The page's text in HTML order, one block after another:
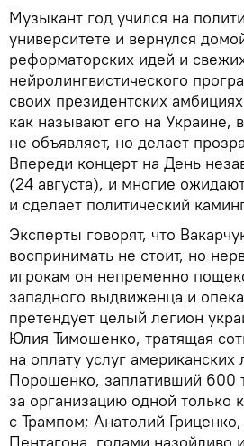
Музыкант год учился на
университете и вернулся
реформаторских идей и
нейролингвистического
своих президентских
как называют его на Украине,
не объявляет, но делает
Впереди концерт на День
(24 августа), и многие
и сделает политический
Эксперты говорят, что
воспринимать не стоит, но
игрокам он непременно
западного выдвиженца и
претендует целый легион
Юлия Тимошенко, тратящая
на оплату услуг американских
Порошенко, заплативший 600
за организацию одной только
с Трампом; Анатолий